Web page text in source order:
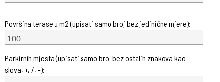
Površina terase u m2 (upisati samo broj bez jedinične mjere):
Parkirnih mjesta (upisati samo broj bez ostalih znakova kao
slova, +, /, -):